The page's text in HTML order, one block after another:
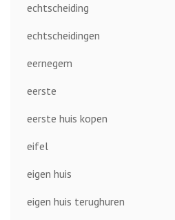
echtscheiding
echtscheidingen
eernegem
eerste
eerste huis kopen
eifel
eigen huis
eigen huis terughuren